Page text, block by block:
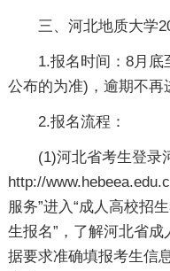
三、河北地质大学
1.报名时间：8月底
公布的为准)，逾期不再
2.报名流程：
(1)河北省考生登录河
http://
服务”进入“成人高校招
生报名”，了解河北省
据要求准确填报考生信